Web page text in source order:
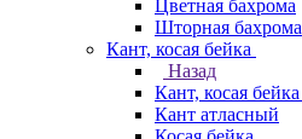
Цветная бахрома
Шторная бахрома
Кант, косая бейка
Назад
Кант, косая бейка
Кант атласный